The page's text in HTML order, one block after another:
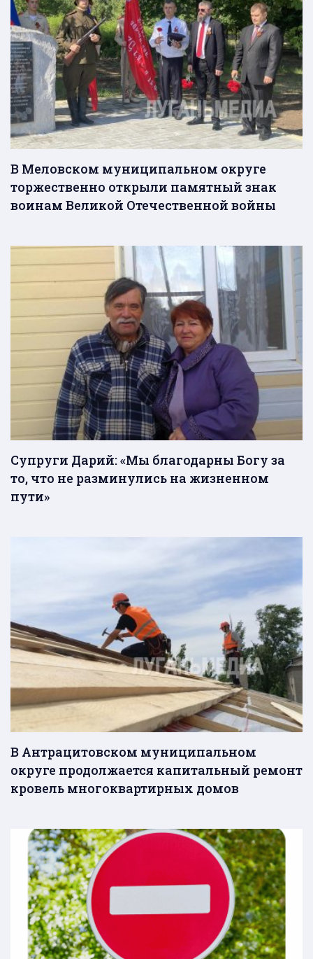
В Меловском муниципальном округе
торжественно открыли памятный знак
воинам Великой Отечественной войны
Супруги Дарий: «Мы благодарны Богу за
то, что не разминулись на жизненном
пути»
В Антрацитовском муниципальном
округе продолжается капитальный ремонт
кровель многоквартирных домов